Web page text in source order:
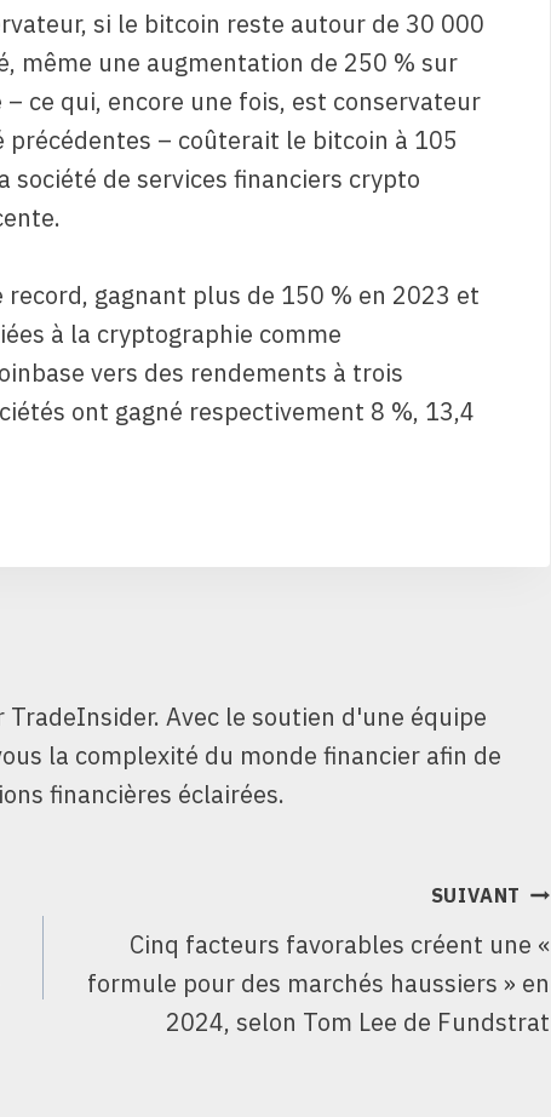
si le bitcoin reste autour de 30 000
même une augmentation de 250 % sur
ce qui, encore une fois, est conservateur
– coûterait le bitcoin à 105
société de services financiers crypto
gagnant plus de 150 % en 2023 et
à la cryptographie comme
vers des rendements à trois
ont gagné respectivement 8 %, 13,4
Avec le soutien d'une équipe
la complexité du monde financier afin de
financières éclairées.
SUIVANT
Cinq facteurs favorables créent une «
formule pour des marchés haussiers » en
2024, selon Tom Lee de Fundstrat